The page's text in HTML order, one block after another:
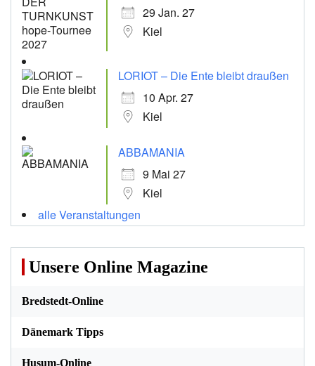
29 Jan. 27
Kiel
LORIOT – Die Ente bleibt draußen
10 Apr. 27
Kiel
ABBAMANIA
9 Mai 27
Kiel
alle Veranstaltungen
Unsere Online Magazine
Bredstedt-Online
Dänemark Tipps
Husum-Online